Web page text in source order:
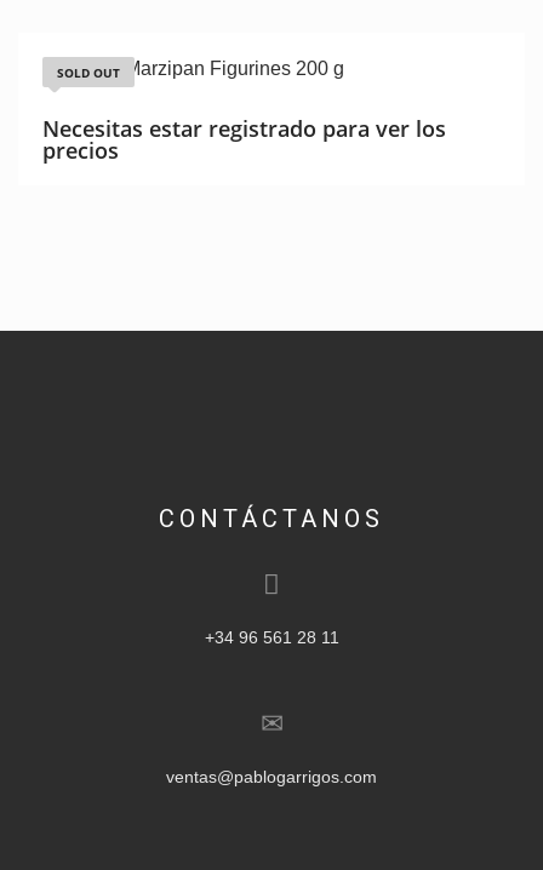
SOLD OUT
Premium Marzipan Figurines 200 g
Necesitas estar registrado para ver los
precios
CONTÁCTANOS
+34 96 561 28 11
ventas@pablogarrigos.com